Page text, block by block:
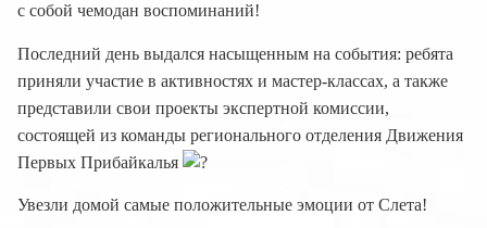
с собой чемодан воспоминаний!
Последний день выдался насыщенным на события: ребята
приняли участие в активностях и мастер-классах, а также
представили свои проекты экспертной комиссии,
состоящей из команды регионального отделения Движения
Первых Прибайкалья
Увезли домой самые положительные эмоции от Слета!